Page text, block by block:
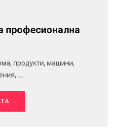
професионална
продукти, машини,
...